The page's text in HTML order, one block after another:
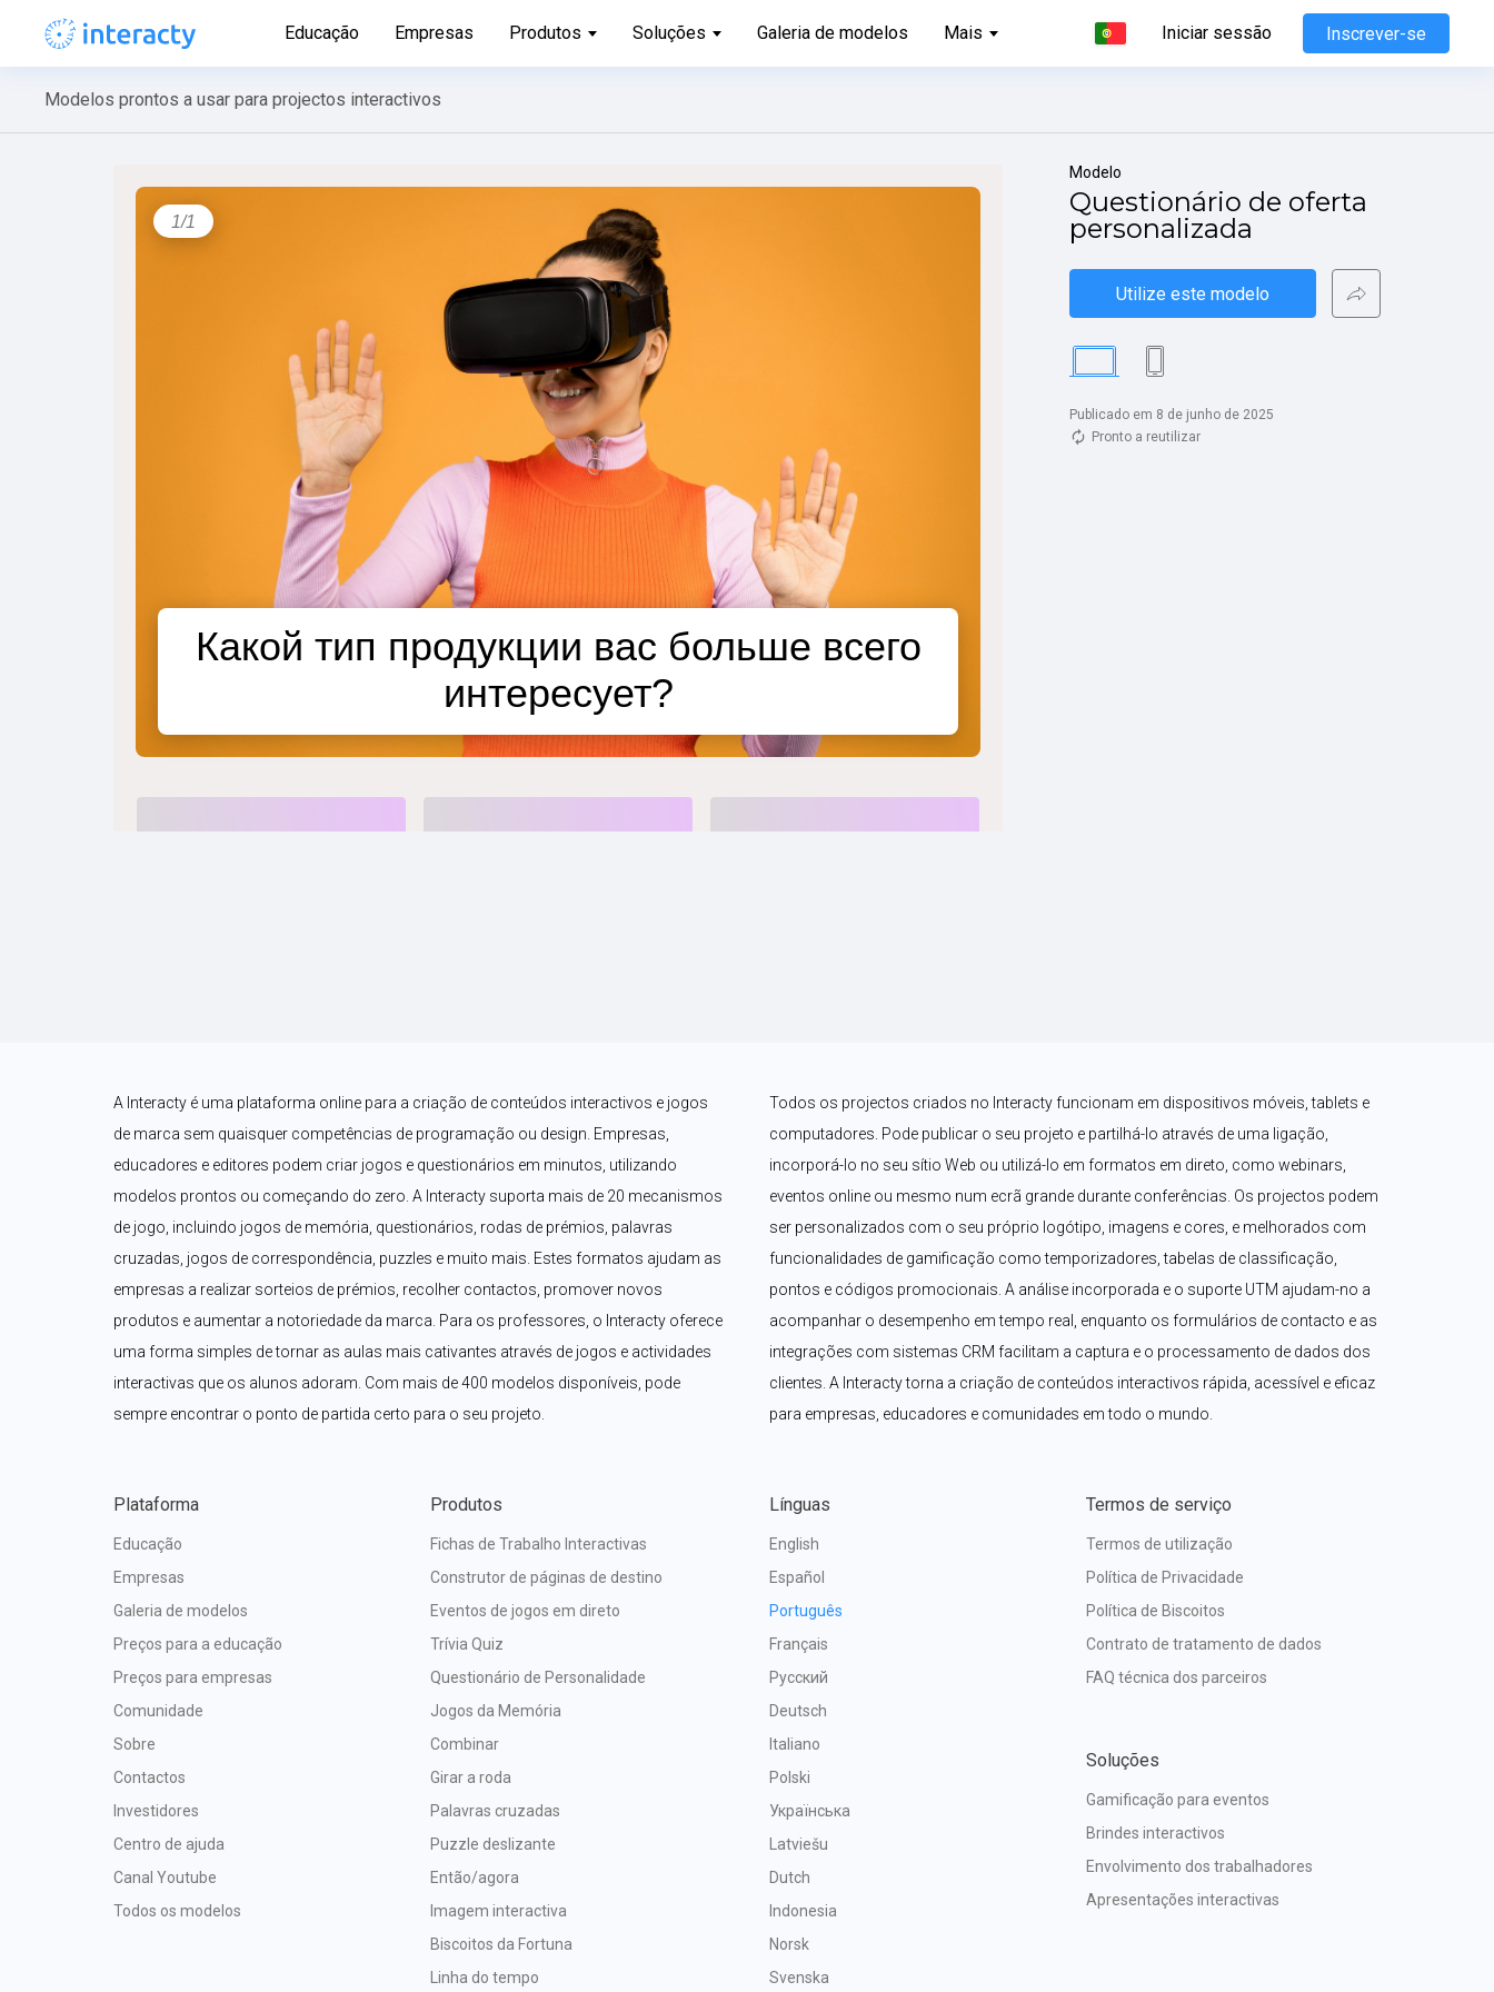
Educação Empresas Produtos Soluções Galeria de modelos Mais Iniciar sessão Inscrever-se
Modelos prontos a usar para projectos interactivos
Modelo
Questionário de oferta
personalizada
Utilize este modelo
Publicado em 8 de junho de 2025
Pronto a reutilizar
A Interacty é uma plataforma online para a criação de conteúdos interactivos e jogos
de marca sem quaisquer competências de programação ou design. Empresas,
educadores e editores podem criar jogos e questionários em minutos, utilizando
modelos prontos ou começando do zero. A Interacty suporta mais de 20 mecanismos
de jogo, incluindo jogos de memória, questionários, rodas de prémios, palavras
cruzadas, jogos de correspondência, puzzles e muito mais. Estes formatos ajudam as
empresas a realizar sorteios de prémios, recolher contactos, promover novos
produtos e aumentar a notoriedade da marca. Para os professores, o Interacty oferece
uma forma simples de tornar as aulas mais cativantes através de jogos e actividades
interactivas que os alunos adoram. Com mais de 400 modelos disponíveis, pode
sempre encontrar o ponto de partida certo para o seu projeto.
Todos os projectos criados no Interacty funcionam em dispositivos móveis, tablets e
computadores. Pode publicar o seu projeto e partilhá-lo através de uma ligação,
incorporá-lo no seu sítio Web ou utilizá-lo em formatos em direto, como webinars,
eventos online ou mesmo num ecrã grande durante conferências. Os projectos podem
ser personalizados com o seu próprio logótipo, imagens e cores, e melhorados com
funcionalidades de gamificação como temporizadores, tabelas de classificação,
pontos e códigos promocionais. A análise incorporada e o suporte UTM ajudam-no a
acompanhar o desempenho em tempo real, enquanto os formulários de contacto e as
integrações com sistemas CRM facilitam a captura e o processamento de dados dos
clientes. A Interacty torna a criação de conteúdos interactivos rápida, acessível e eficaz
para empresas, educadores e comunidades em todo o mundo.
Plataforma
Educação
Empresas
Galeria de modelos
Preços para a educação
Preços para empresas
Comunidade
Sobre
Contactos
Investidores
Centro de ajuda
Canal Youtube
Todos os modelos
Produtos
Fichas de Trabalho Interactivas
Construtor de páginas de destino
Eventos de jogos em direto
Trívia Quiz
Questionário de Personalidade
Jogos da Memória
Combinar
Girar a roda
Palavras cruzadas
Puzzle deslizante
Então/agora
Imagem interactiva
Biscoitos da Fortuna
Linha do tempo
Línguas
English
Español
Português
Français
Русский
Deutsch
Italiano
Polski
Українська
Latviešu
Dutch
Indonesia
Norsk
Svenska
Termos de serviço
Termos de utilização
Política de Privacidade
Política de Biscoitos
Contrato de tratamento de dados
FAQ técnica dos parceiros
Soluções
Gamificação para eventos
Brindes interactivos
Envolvimento dos trabalhadores
Apresentações interactivas